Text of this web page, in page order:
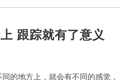
跟踪就有了意义
的地方上，就会有不同的感觉，